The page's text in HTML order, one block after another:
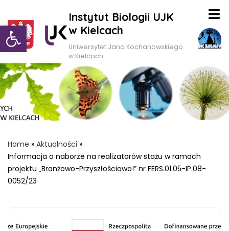
Otwórz pasek narzędzi
Instytut Biologii UJK
w Kielcach
Uniwersytet Jana Kochanowskiego
w Kielcach
Home » Aktualności »
Informacja o naborze na realizatorów stażu w ramach
projektu „Branżowo-Przyszłościowo!” nr FERS.01.05-IP.08-
0052/23